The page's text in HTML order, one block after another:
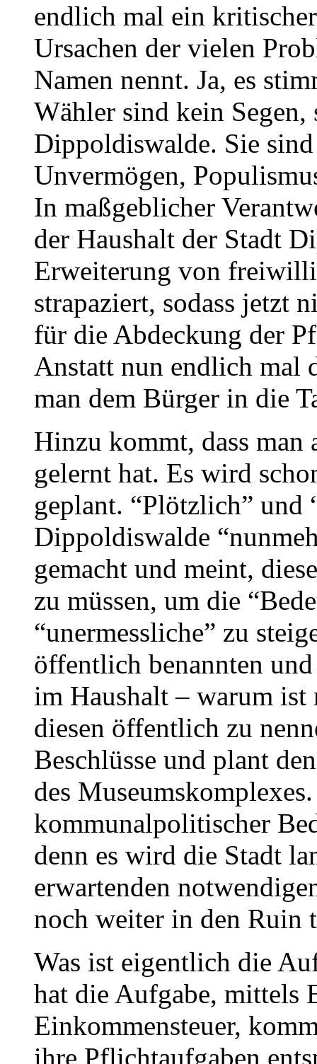
endlich mal ein
Ursachen der vielen
Namen nennt. Ja, es
Wähler sind kein
Dippoldiswalde. Sie
Unvermögen,
In maßgeblicher
der Haushalt der Stadt
Erweiterung von
strapaziert, sodass jetzt
für die Abdeckung der
Anstatt nun endlich mal
man dem Bürger in die
Hinzu kommt, dass man
gelernt hat. Es wird
geplant. “Plötzlich” und
Dippoldiswalde
gemacht und meint,
zu müssen, um die
“unermessliche” zu
öffentlich benannten
im Haushalt – warum
diesen öffentlich zu
Beschlüsse und plant
des
kommunalpolitischer
denn es wird die Stadt
erwartenden
noch weiter in den Ruin
Was ist eigentlich die
hat die Aufgabe, mittels
Einkommensteuer,
ihre Pflichtaufgaben